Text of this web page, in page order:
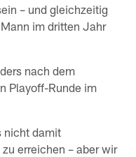
– und gleichzeitig
im dritten Jahr
nach dem
Playoff-Runde im
nicht damit
erreichen – aber wir